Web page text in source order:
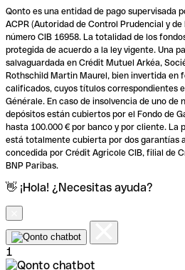
Qonto es una entidad de pago supervisada
ACPR (Autoridad de Control Prudencial y
número CIB 16958. La totalidad de los
protegida de acuerdo a la ley vigente. Una
salvaguardada en Crédit Mutuel Arkéa,
Rothschild Martin Maurel, bien invertida en
calificados, cuyos títulos correspondientes
Générale. En caso de insolvencia de uno de
depósitos están cubiertos por el Fondo de
hasta 100.000 € por banco y por cliente. La
está totalmente cubierta por dos garantías
concedida por Crédit Agricole CIB, filial de
BNP Paribas.
👋 ¡Hola! ¿Necesitas ayuda?
1